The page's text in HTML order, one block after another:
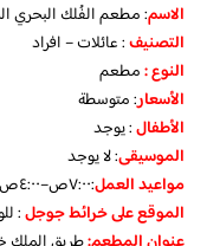
الاسم: مطعم الفُلك البحري
التصنيف: عائلات – افراد
النوع :مطعم
الأسعار:متوسطة
الأطفال:يوجد
الموسيقى:لا يوجد
مواعيد العمل:٧:٠٠ص–٤:٠٠ص
الموقع على خرائط جوجل: